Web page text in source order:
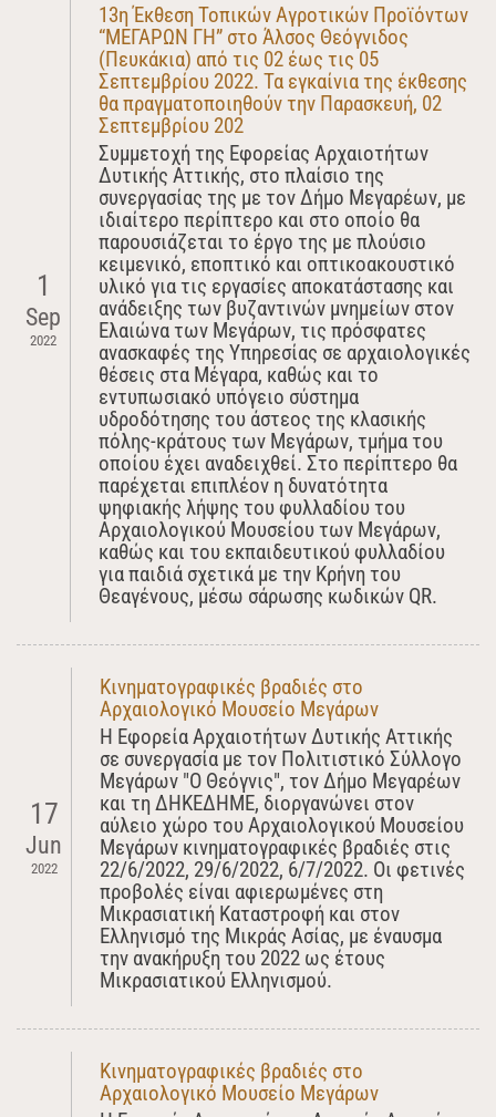
1
Sep
2022
13η Έκθεση Τοπικών Αγροτικών Προϊόντων
“ΜΕΓΑΡΩΝ ΓΗ” στο Άλσος Θεόγνιδος
(Πευκάκια) από τις 02 έως τις 05
Σεπτεμβρίου 2022. Τα εγκαίνια της έκθεσης
θα πραγματοποιηθούν την Παρασκευή, 02
Σεπτεμβρίου 202
Συμμετοχή της Εφορείας Αρχαιοτήτων
Δυτικής Αττικής, στο πλαίσιο της
συνεργασίας της με τον Δήμο Μεγαρέων, με
ιδιαίτερο περίπτερο και στο οποίο θα
παρουσιάζεται το έργο της με πλούσιο
κειμενικό, εποπτικό και οπτικοακουστικό
υλικό για τις εργασίες αποκατάστασης και
ανάδειξης των βυζαντινών μνημείων στον
Ελαιώνα των Μεγάρων, τις πρόσφατες
ανασκαφές της Υπηρεσίας σε αρχαιολογικές
θέσεις στα Μέγαρα, καθώς και το
εντυπωσιακό υπόγειο σύστημα
υδροδότησης του άστεος της κλασικής
πόλης-κράτους των Μεγάρων, τμήμα του
οποίου έχει αναδειχθεί. Στο περίπτερο θα
παρέχεται επιπλέον η δυνατότητα
ψηφιακής λήψης του φυλλαδίου του
Αρχαιολογικού Μουσείου των Μεγάρων,
καθώς και του εκπαιδευτικού φυλλαδίου
για παιδιά σχετικά με την Κρήνη του
Θεαγένους, μέσω σάρωσης κωδικών QR.
17
Jun
2022
Κινηματογραφικές βραδιές στο
Αρχαιολογικό Μουσείο Μεγάρων
Η Εφορεία Αρχαιοτήτων Δυτικής Αττικής
σε συνεργασία με τον Πολιτιστικό Σύλλογο
Μεγάρων "Ο Θεόγνις", τον Δήμο Μεγαρέων
και τη ΔΗΚΕΔΗΜΕ, διοργανώνει στον
αύλειο χώρο του Αρχαιολογικού Μουσείου
Μεγάρων κινηματογραφικές βραδιές στις
22/6/2022, 29/6/2022, 6/7/2022. Οι φετινές
προβολές είναι αφιερωμένες στη
Μικρασιατική Καταστροφή και στον
Ελληνισμό της Μικράς Ασίας, με έναυσμα
την ανακήρυξη του 2022 ως έτους
Μικρασιατικού Ελληνισμού.
Κινηματογραφικές βραδιές στο
Αρχαιολογικό Μουσείο Μεγάρων